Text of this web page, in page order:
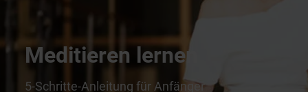
Meditieren lernen
5-Schritte-Anleitung für Anfänger